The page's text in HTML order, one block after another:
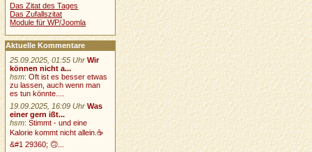
Das Zitat des Tages
Das Zufallszitat
Module für WP/Joomla
Aktuelle Kommentare
25.09.2025, 01:55 Uhr Wir
können nicht a...
hsm:Oft ist es besser etwas
zu lassen, auch wenn man
es tun könnte....
19.09.2025, 16:09 Uhr Was
einer gern ißt...
hsm:Stimmt - und eine
Kalorie kommt nicht allein.☕
&#1 29360; 🙃...